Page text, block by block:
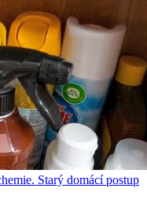
Starý domácí postup